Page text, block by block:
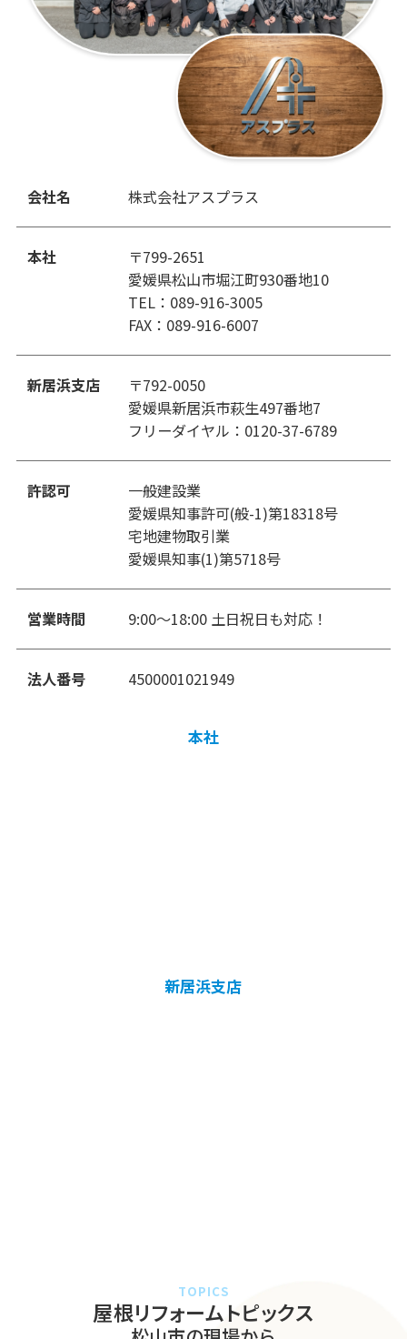
会社名 株式会社アスプラス
本社
〒799-2651
愛媛県松山市堀江町930番地10
TEL：089-916-3005
FAX：089-916-6007
新居浜支店
〒792-0050
愛媛県新居浜市萩生497番地7
フリーダイヤル：0120-37-6789
許認可
一般建設業
愛媛県知事許可(般-1)第18318号
宅地建物取引業
愛媛県知事(1)第5718号
営業時間 9:00〜18:00 土日祝日も対応！
法人番号 4500001021949
本社
新居浜支店
TOPICS
屋根リフォームトピックス